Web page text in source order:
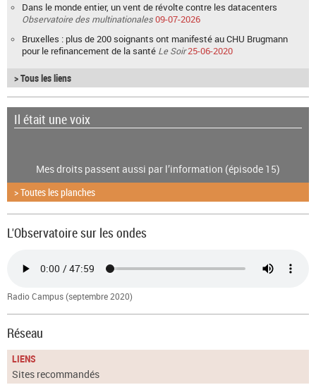
Dans le monde entier, un vent de révolte contre les datacenters
Observatoire des multinationales09-07-2026
Bruxelles : plus de 200 soignants ont manifesté au CHU Brugmann
pour le refinancement de la santé Le Soir25-06-2020
> Tous les liens
Il était une voix
Mes droits passent aussi par l’information (épisode 15)
> Toutes les planches
L'Observatoire sur les ondes
Radio Campus (septembre 2020)
Réseau
LIENS
Sites recommandés